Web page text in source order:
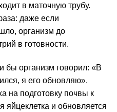
в маточную трубу.
даже если
организм до
в готовности.
бы организм говорил: «В
я его обновляю».
на подготовку почвы к
яйцеклетка и обновляется